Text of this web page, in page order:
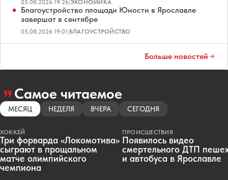
05.08.2026 19:26 ЭКОНОМИКА
Благоустройство площади Юности в Ярославле
завершат в сентябре
05.08.2026 19:01|БЛАГОУСТРОЙСТВО
Больше новостей
Самое читаемое
МЕСЯЦ НЕДЕЛЯ ВЧЕРА СЕГОДНЯ
ХОККЕЙ
Три форварда «Локомотива»
сыграют в прощальном
матче олимпийского
чемпиона
ПРОИСШЕСТВИЯ
Появилось видео
смертельного ДТП
и автобуса в Ярославле